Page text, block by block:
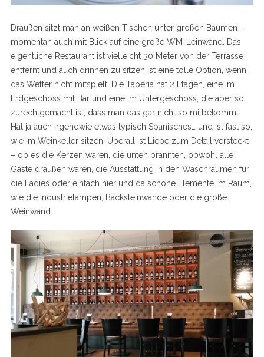
Draußen sitzt man an weißen Tischen unter großen Bäumen –
momentan auch mit Blick auf eine große WM-Leinwand. Das
eigentliche Restaurant ist vielleicht 30 Meter von der Terrasse
entfernt und auch drinnen zu sitzen ist eine tolle Option, wenn
das Wetter nicht mitspielt. Die Taperia hat 2 Etagen, eine im
Erdgeschoss mit Bar und eine im Untergeschoss, die aber so
zurechtgemacht ist, dass man das gar nicht so mitbekommt.
Hat ja auch irgendwie etwas typisch Spanisches… und ist fast so,
wie im Weinkeller sitzen. Überall ist Liebe zum Detail versteckt
– ob es die Kerzen waren, die unten brannten, obwohl alle
Gäste draußen waren, die Ausstattung in den Waschräumen für
die Ladies oder einfach hier und da schöne Elemente im Raum,
wie die Industrielampen, Backsteinwände oder die große
Weinwand.